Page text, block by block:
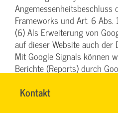
Kontakt
Name*
SVG-
Wiki
Angemessenheitsbeschluss
Frameworks und Art. 6 Abs.
(6) Als Erweiterung von
auf dieser Website auch der
Mit Google Signals können
Berichte (Reports) durch
Einstellungen in Ihrem